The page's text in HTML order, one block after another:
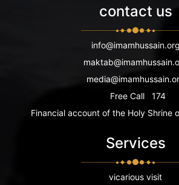
contact us
info@imamhussain.org
Free Call
174
Financial account of the Holy Shrine
Services
vicarious visit